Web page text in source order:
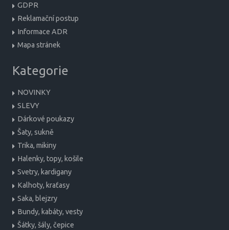
GDPR
Reklamační postup
Informace ADR
Mapa stránek
Kategorie
NOVINKY
SLEVY
Dárkové poukazy
Šaty, sukně
Trika, mikiny
Halenky, topy, košile
Svetry, kardigany
Kalhoty, kraťasy
Saka, blejzry
Bundy, kabáty, vesty
Šátky, šály, čepice